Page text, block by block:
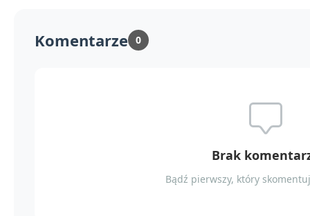
Komentarze 0
Brak
Bądź pierwszy, który